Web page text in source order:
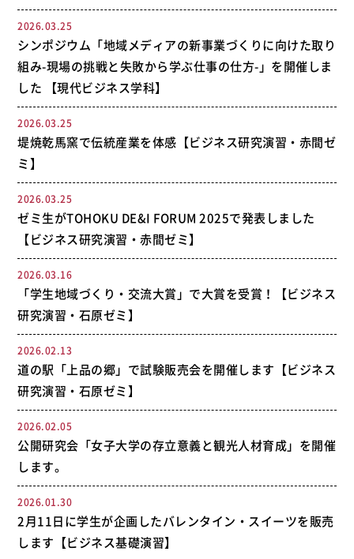
2026.03.25
シンポジウム「地域メディアの新事業づくりに向けた取り
組み-現場の挑戦と失敗から学ぶ仕事の仕方-」を開催しま
した 【現代ビジネス学科】
2026.03.25
堤焼乾馬窯で伝統産業を体感【ビジネス研究演習・赤間ゼ
ミ】
2026.03.25
ゼミ生がTOHOKU DE&I FORUM 2025で発表しました
【ビジネス研究演習・赤間ゼミ】
2026.03.16
「学生地域づくり・交流大賞」で大賞を受賞！【ビジネス
研究演習・石原ゼミ】
2026.02.13
道の駅「上品の郷」で試験販売会を開催します【ビジネス
研究演習・石原ゼミ】
2026.02.05
公開研究会「女子大学の存立意義と観光人材育成」を開催
します。
2026.01.30
2月11日に学生が企画したバレンタイン・スイーツを販売
します【ビジネス基礎演習】